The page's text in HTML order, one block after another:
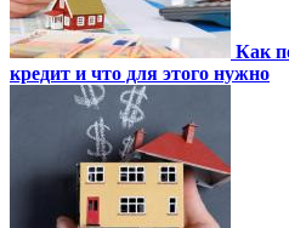
Как
кредит и что для этого нужно